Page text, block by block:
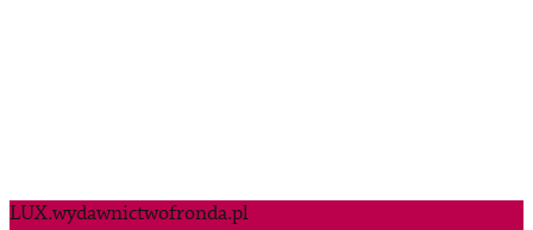
LUX.wydawnictwofronda.pl